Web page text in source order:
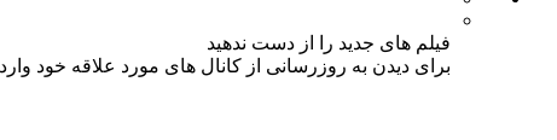
فیلم های جدید را از دست ندهید
برای دیدن به روزرسانی از کانال های مورد علاقه خود